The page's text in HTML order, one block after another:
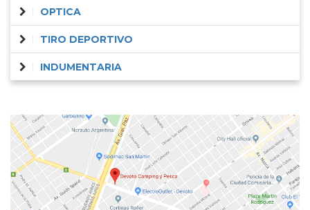
OPTICA
TIRO DEPORTIVO
INDUMENTARIA